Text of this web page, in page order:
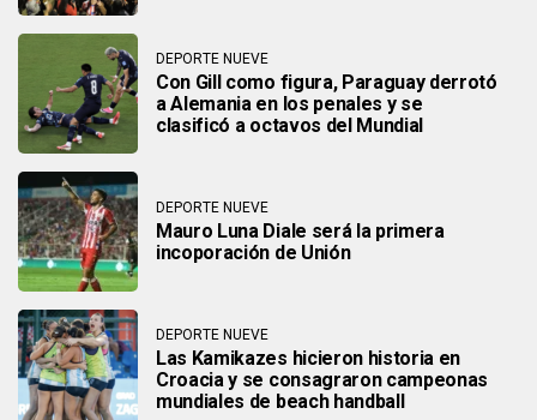
DEPORTE NUEVE
Con Gill como figura, Paraguay derrotó
a Alemania en los penales y se
clasificó a octavos del Mundial
DEPORTE NUEVE
Mauro Luna Diale será la primera
incoporación de Unión
DEPORTE NUEVE
Las Kamikazes hicieron historia en
Croacia y se consagraron campeonas
mundiales de beach handball